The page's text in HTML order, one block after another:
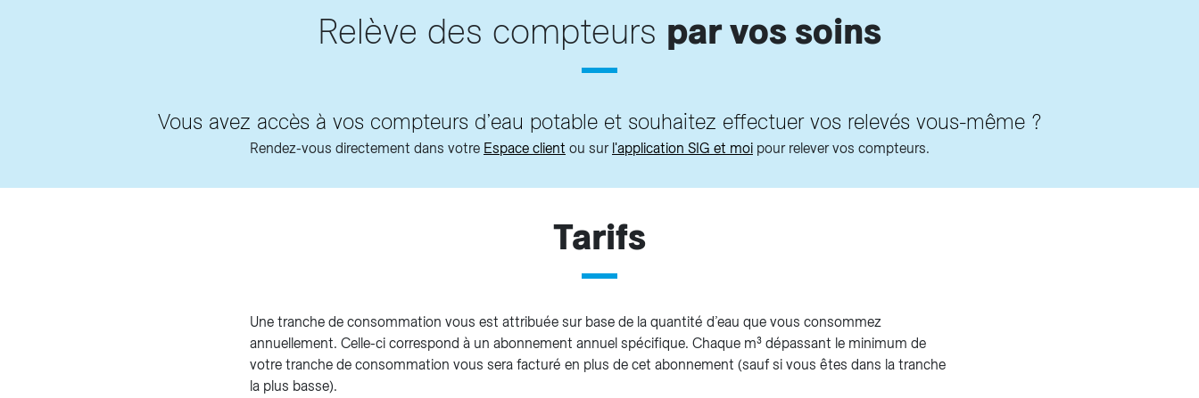
Relève des compteurs par vos soins
Vous avez accès à vos compteurs d’eau potable et souhaitez effectuer vos relevés vous-même ?
Rendez-vous directement dans votre Espace client ou sur l'application SIG et moi pour relever vos compteurs.
Tarifs
Une tranche de consommation vous est attribuée sur base de la quantité d’eau que vous consommez
annuellement. Celle-ci correspond à un abonnement annuel spécifique. Chaque m³ dépassant le minimum de
votre tranche de consommation vous sera facturé en plus de cet abonnement (sauf si vous êtes dans la tranche
la plus basse).